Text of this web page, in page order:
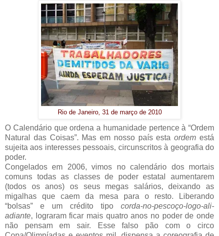
Rio de Janeiro, 31 de março de 2010
O Calendário que ordena a humanidade pertence à “Ordem
Natural das Coisas”. Mas em nosso país estaordem está
sujeita aos interesses pessoais, circunscritos à geografia do
poder.
Congelados em 2006, vimos no calendário dos mortais
comuns todas as classes de poder estatal aumentarem
(todos os anos) os seus megas salários, deixando as
migalhas que caem da mesa para o resto. Liberando
“bolsas” e um crédito tipo corda-no-pescoço-logo-ali-
adiante, lograram ficar mais quatro anos no poder de onde
não pensam em sair. Esse falso pão com o circo